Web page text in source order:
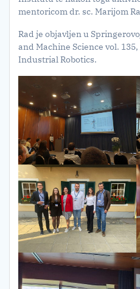
mentoricom dr. sc. Marijom
Rad je objavljen u
and Machine Science vol.
Industrial Robotics.